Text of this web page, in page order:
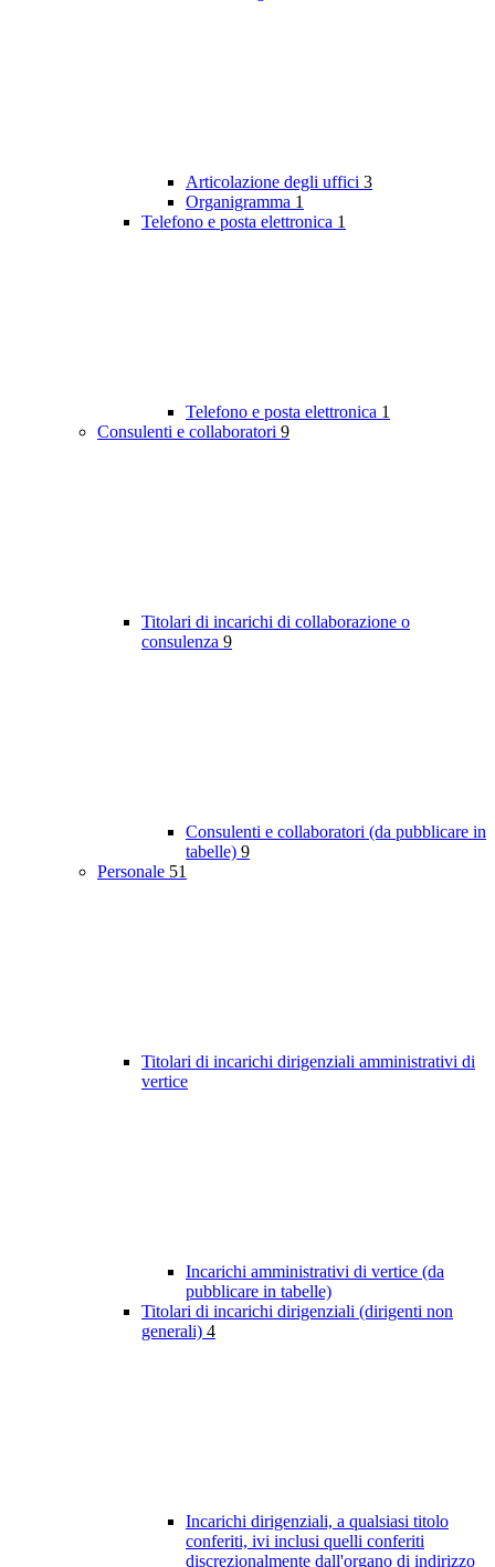
Articolazione degli uffici 3
Organigramma 1
Telefono e posta elettronica 1
Telefono e posta elettronica 1
Consulenti e collaboratori 9
Titolari di incarichi di collaborazione o
consulenza 9
Consulenti e collaboratori (da pubblicare in
tabelle) 9
Personale 51
Titolari di incarichi dirigenziali amministrativi di
vertice
Incarichi amministrativi di vertice (da
pubblicare in tabelle)
Titolari di incarichi dirigenziali (dirigenti non
generali) 4
Incarichi dirigenziali, a qualsiasi titolo
conferiti, ivi inclusi quelli conferiti
discrezionalmente dall'organo di indirizzo